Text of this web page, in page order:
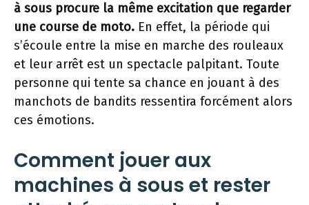
à sous procure la même excitation que regarder
une course de moto. En effet, la période qui
s’écoule entre la mise en marche des rouleaux
et leur arrêt est un spectacle palpitant. Toute
personne qui tente sa chance en jouant à des
manchots de bandits ressentira forcément alors
ces émotions.
Comment jouer aux
machines à sous et rester